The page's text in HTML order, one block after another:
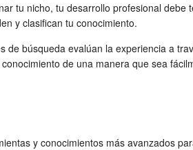
tu nicho, tu desarrollo profesional
y clasifican tu conocimiento.
búsqueda evalúan la experiencia a
de una manera que sea
y conocimientos más avanzados